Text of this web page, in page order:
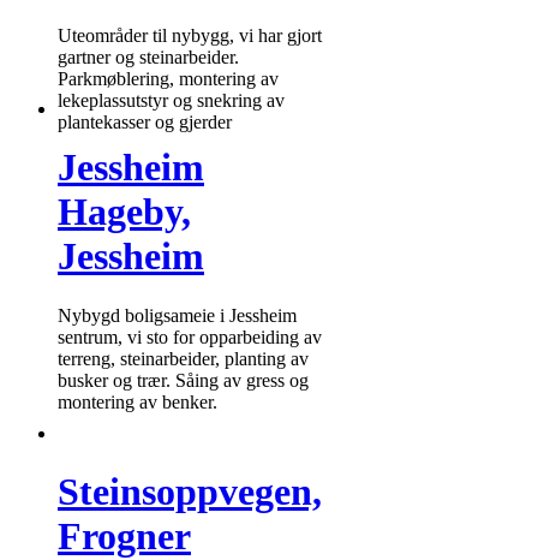
Uteområder til nybygg, vi har gjort
gartner og steinarbeider.
Parkmøblering, montering av
lekeplassutstyr og snekring av
plantekasser og gjerder
Jessheim
Hageby,
Jessheim
Nybygd boligsameie i Jessheim
sentrum, vi sto for opparbeiding av
terreng, steinarbeider, planting av
busker og trær. Såing av gress og
montering av benker.
Steinsoppvegen,
Frogner